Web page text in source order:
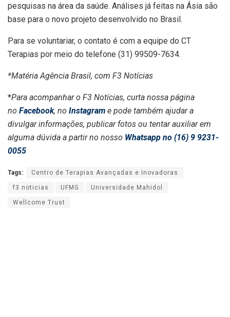
pesquisas na área da saúde. Análises já feitas na Ásia são
base para o novo projeto desenvolvido no Brasil.
Para se voluntariar, o contato é com a equipe do CT
Terapias por meio do telefone (31) 99509-7634.
*Matéria Agência Brasil, com F3 Notícias
*Para acompanhar o F3 Notícias, curta nossa página
no Facebook, no Instagram e pode também ajudar a
divulgar informações, publicar fotos ou tentar auxiliar em
alguma dúvida a partir no nosso Whatsapp no (16) 9 9231-
0055
Tags: Centro de Terapias Avançadas e Inovadoras
f3 noticias UFMG Universidade Mahidol
Wellcome Trust